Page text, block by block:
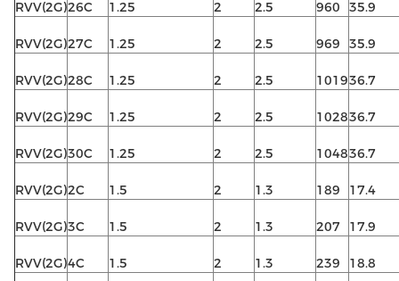
RVV(2G)26C 1.25 2 2.5 960 35.9
RVV(2G)27C 1.25 2 2.5 969 35.9
RVV(2G)28C 1.25 2 2.5 101936.7
RVV(2G)29C 1.25 2 2.5 102836.7
RVV(2G)30C 1.25 2 2.5 104836.7
RVV(2G)2C 1.5 2 1.3 189 17.4
RVV(2G)3C 1.5 2 1.3 207 17.9
RVV(2G)4C 1.5 2 1.3 239 18.8